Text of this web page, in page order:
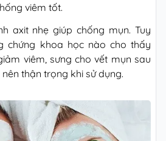
viêm tốt.
axit nhẹ giúp chống mụn. Tuy
chứng khoa học nào cho thấy
viêm, sưng cho vết mụn sau
thận trọng khi sử dụng.